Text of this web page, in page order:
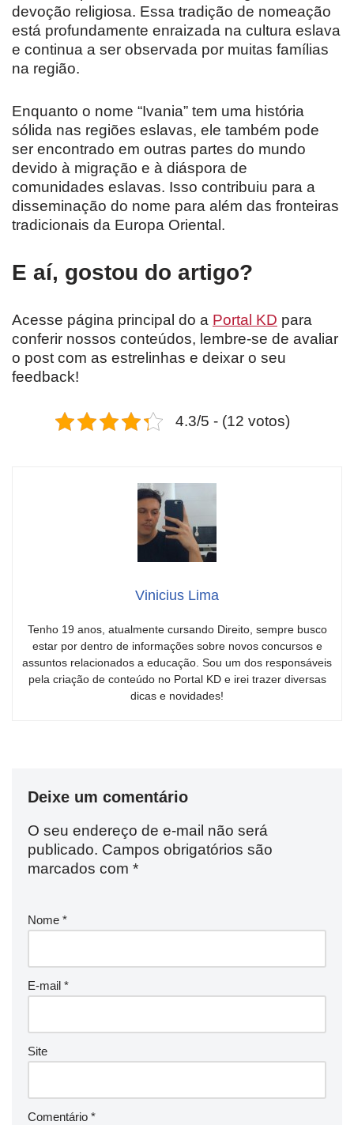
devoção religiosa. Essa tradição de nomeação
está profundamente enraizada na cultura eslava
e continua a ser observada por muitas famílias
na região.
Enquanto o nome “Ivania” tem uma história
sólida nas regiões eslavas, ele também pode
ser encontrado em outras partes do mundo
devido à migração e à diáspora de
comunidades eslavas. Isso contribuiu para a
disseminação do nome para além das fronteiras
tradicionais da Europa Oriental.
E aí, gostou do artigo?
Acesse página principal do a Portal KD para
conferir nossos conteúdos, lembre-se de avaliar
o post com as estrelinhas e deixar o seu
feedback!
4.3/5 - (12 votos)
Vinicius Lima
Tenho 19 anos, atualmente cursando Direito, sempre busco
estar por dentro de informações sobre novos concursos e
assuntos relacionados a educação. Sou um dos responsáveis
pela criação de conteúdo no Portal KD e irei trazer diversas
dicas e novidades!
Deixe um comentário
O seu endereço de e-mail não será
publicado. Campos obrigatórios são
marcados com *
Nome *
E-mail *
Site
Comentário *